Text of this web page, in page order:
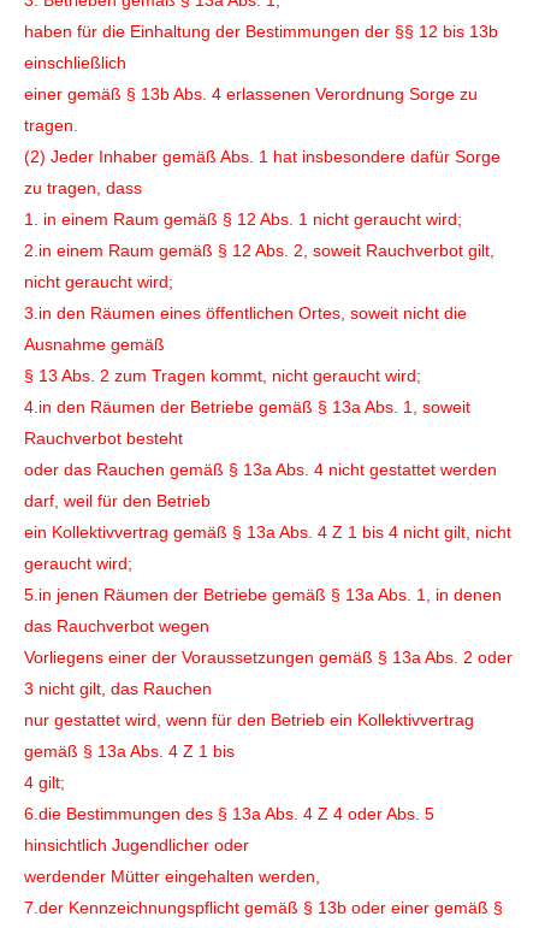
haben für die Einhaltung der Bestimmungen der §§ 12 bis 13b
einschließlich
einer gemäß § 13b Abs. 4 erlassenen Verordnung Sorge zu
tragen.
(2) Jeder Inhaber gemäß Abs. 1 hat insbesondere dafür Sorge
zu tragen, dass
1. in einem Raum gemäß § 12 Abs. 1 nicht geraucht wird;
2.in einem Raum gemäß § 12 Abs. 2, soweit Rauchverbot gilt,
nicht geraucht wird;
3.in den Räumen eines öffentlichen Ortes, soweit nicht die
Ausnahme gemäß
§ 13 Abs. 2 zum Tragen kommt, nicht geraucht wird;
4.in den Räumen der Betriebe gemäß § 13a Abs. 1, soweit
Rauchverbot besteht
oder das Rauchen gemäß § 13a Abs. 4 nicht gestattet werden
darf, weil für den Betrieb
ein Kollektivvertrag gemäß § 13a Abs. 4 Z 1 bis 4 nicht gilt, nicht
geraucht wird;
5.in jenen Räumen der Betriebe gemäß § 13a Abs. 1, in denen
das Rauchverbot wegen
Vorliegens einer der Voraussetzungen gemäß § 13a Abs. 2 oder
3 nicht gilt, das Rauchen
nur gestattet wird, wenn für den Betrieb ein Kollektivvertrag
gemäß § 13a Abs. 4 Z 1 bis
4 gilt;
6.die Bestimmungen des § 13a Abs. 4 Z 4 oder Abs. 5
hinsichtlich Jugendlicher oder
werdender Mütter eingehalten werden,
7.der Kennzeichnungspflicht gemäß § 13b oder einer gemäß §